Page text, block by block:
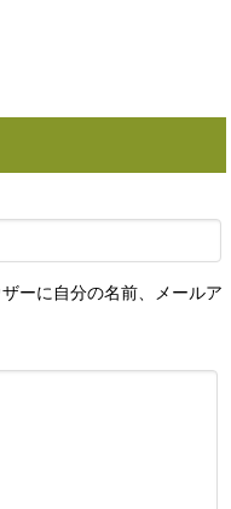
ーに自分の名前、メールア